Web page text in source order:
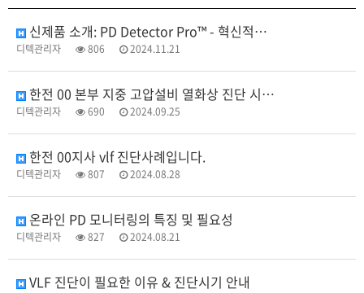
신제품 소개: PD Detector Pro™ - 혁신적인 휴대용 부분 방전(PD) 점검 장비
디텍관리자 806 2024.11.21
한전 00 본부 지중 고압설비 열화상 진단 시공 사례
디텍관리자 690 2024.09.25
한전 00지사 vlf 진단사례입니다.
디텍관리자 807 2024.08.28
온라인 PD 모니터링의 특징 및 필요성
디텍관리자 827 2024.08.21
VLF 진단이 필요한 이유 & 진단시기 안내